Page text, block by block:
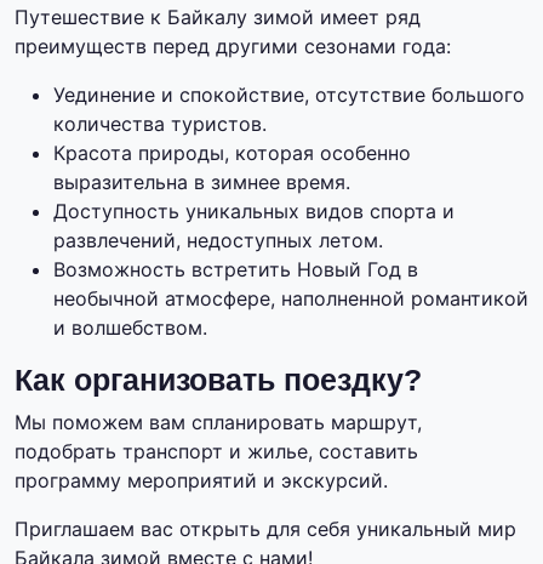
Путешествие к Байкалу зимой имеет ряд
преимуществ перед другими сезонами года:
Уединение и спокойствие, отсутствие большого
количества туристов.
Красота природы, которая особенно
выразительна в зимнее время.
Доступность уникальных видов спорта и
развлечений, недоступных летом.
Возможность встретить Новый Год в
необычной атмосфере, наполненной романтикой
и волшебством.
Как организовать поездку?
Мы поможем вам спланировать маршрут,
подобрать транспорт и жилье, составить
программу мероприятий и экскурсий.
Приглашаем вас открыть для себя уникальный мир
Байкала зимой вместе с нами!